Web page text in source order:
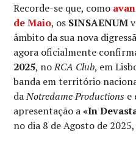
Recorde-se que, como
de Maio, os SINSAENUM
âmbito da sua nova
agora oficialmente
2025, noRCA Club, em
banda em território
daNotredame Productions e
apresentação a«In
no dia 8 de Agosto de